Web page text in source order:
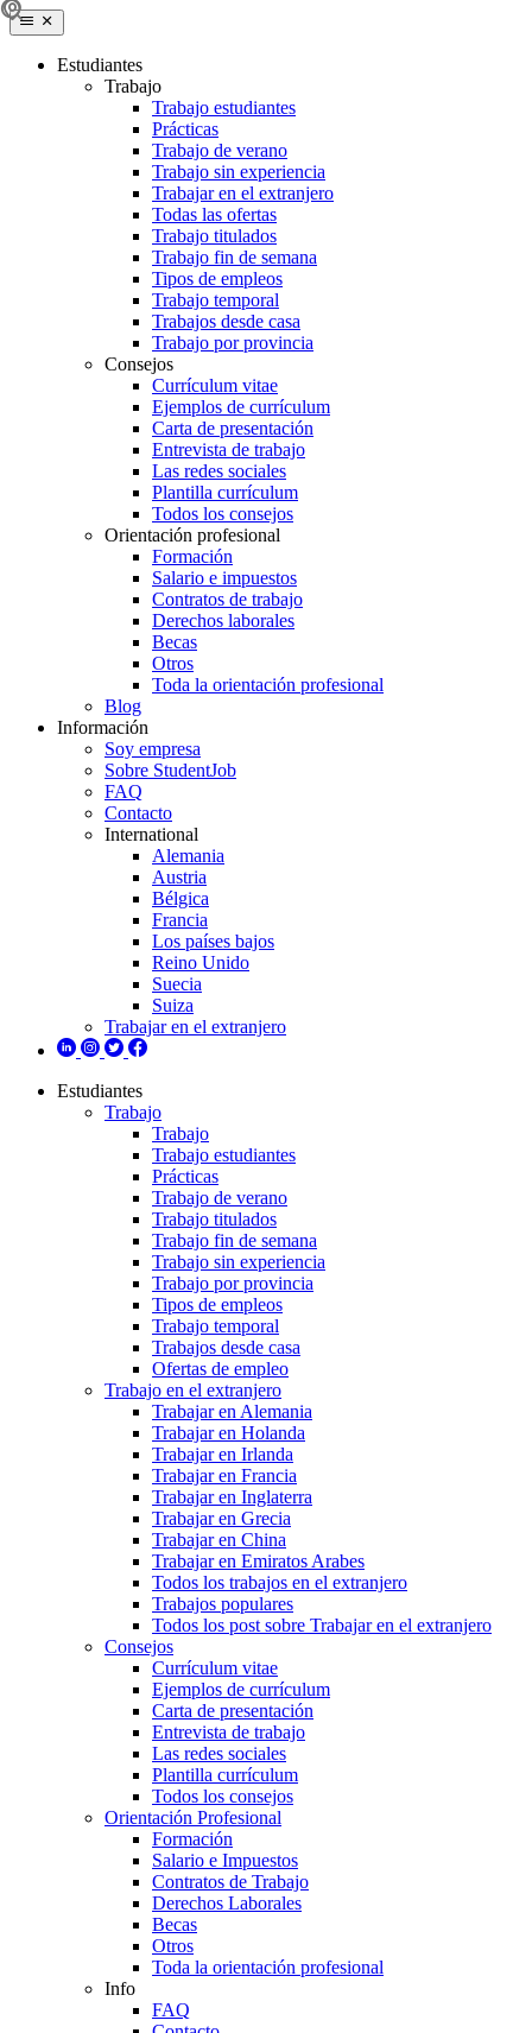
Estudiantes
Trabajo
Trabajo estudiantes
Prácticas
Trabajo de verano
Trabajo sin experiencia
Trabajar en el extranjero
Todas las ofertas
Trabajo titulados
Trabajo fin de semana
Tipos de empleos
Trabajo temporal
Trabajos desde casa
Trabajo por provincia
Consejos
Currículum vitae
Ejemplos de currículum
Carta de presentación
Entrevista de trabajo
Las redes sociales
Plantilla currículum
Todos los consejos
Orientación profesional
Formación
Salario e impuestos
Contratos de trabajo
Derechos laborales
Becas
Otros
Toda la orientación profesional
Blog
Información
Soy empresa
Sobre StudentJob
FAQ
Contacto
International
Alemania
Austria
Bélgica
Francia
Los países bajos
Reino Unido
Suecia
Suiza
Trabajar en el extranjero
Estudiantes
Trabajo
Trabajo
Trabajo estudiantes
Prácticas
Trabajo de verano
Trabajo titulados
Trabajo fin de semana
Trabajo sin experiencia
Trabajo por provincia
Tipos de empleos
Trabajo temporal
Trabajos desde casa
Ofertas de empleo
Trabajo en el extranjero
Trabajar en Alemania
Trabajar en Holanda
Trabajar en Irlanda
Trabajar en Francia
Trabajar en Inglaterra
Trabajar en Grecia
Trabajar en China
Trabajar en Emiratos Arabes
Todos los trabajos en el extranjero
Trabajos populares
Todos los post sobre Trabajar en el extranjero
Consejos
Currículum vitae
Ejemplos de currículum
Carta de presentación
Entrevista de trabajo
Las redes sociales
Plantilla currículum
Todos los consejos
Orientación Profesional
Formación
Salario e Impuestos
Contratos de Trabajo
Derechos Laborales
Becas
Otros
Toda la orientación profesional
Info
FAQ